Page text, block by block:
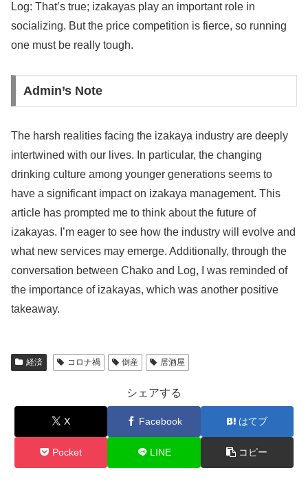
Log: That’s true; izakayas play an important role in
socializing. But the price competition is fierce, so running
one must be really tough.
Admin’s Note
The harsh realities facing the izakaya industry are deeply
intertwined with our lives. In particular, the changing
drinking culture among younger generations seems to
have a significant impact on izakaya management. This
article has prompted me to think about the future of
izakayas. I’m eager to see how the industry will evolve and
what new services may emerge. Additionally, through the
conversation between Chako and Log, I was reminded of
the importance of izakayas, which was another positive
takeaway.
経済 コロナ禍 倒産 居酒屋
シェアする
X Facebook はてブ
Pocket LINE コピー